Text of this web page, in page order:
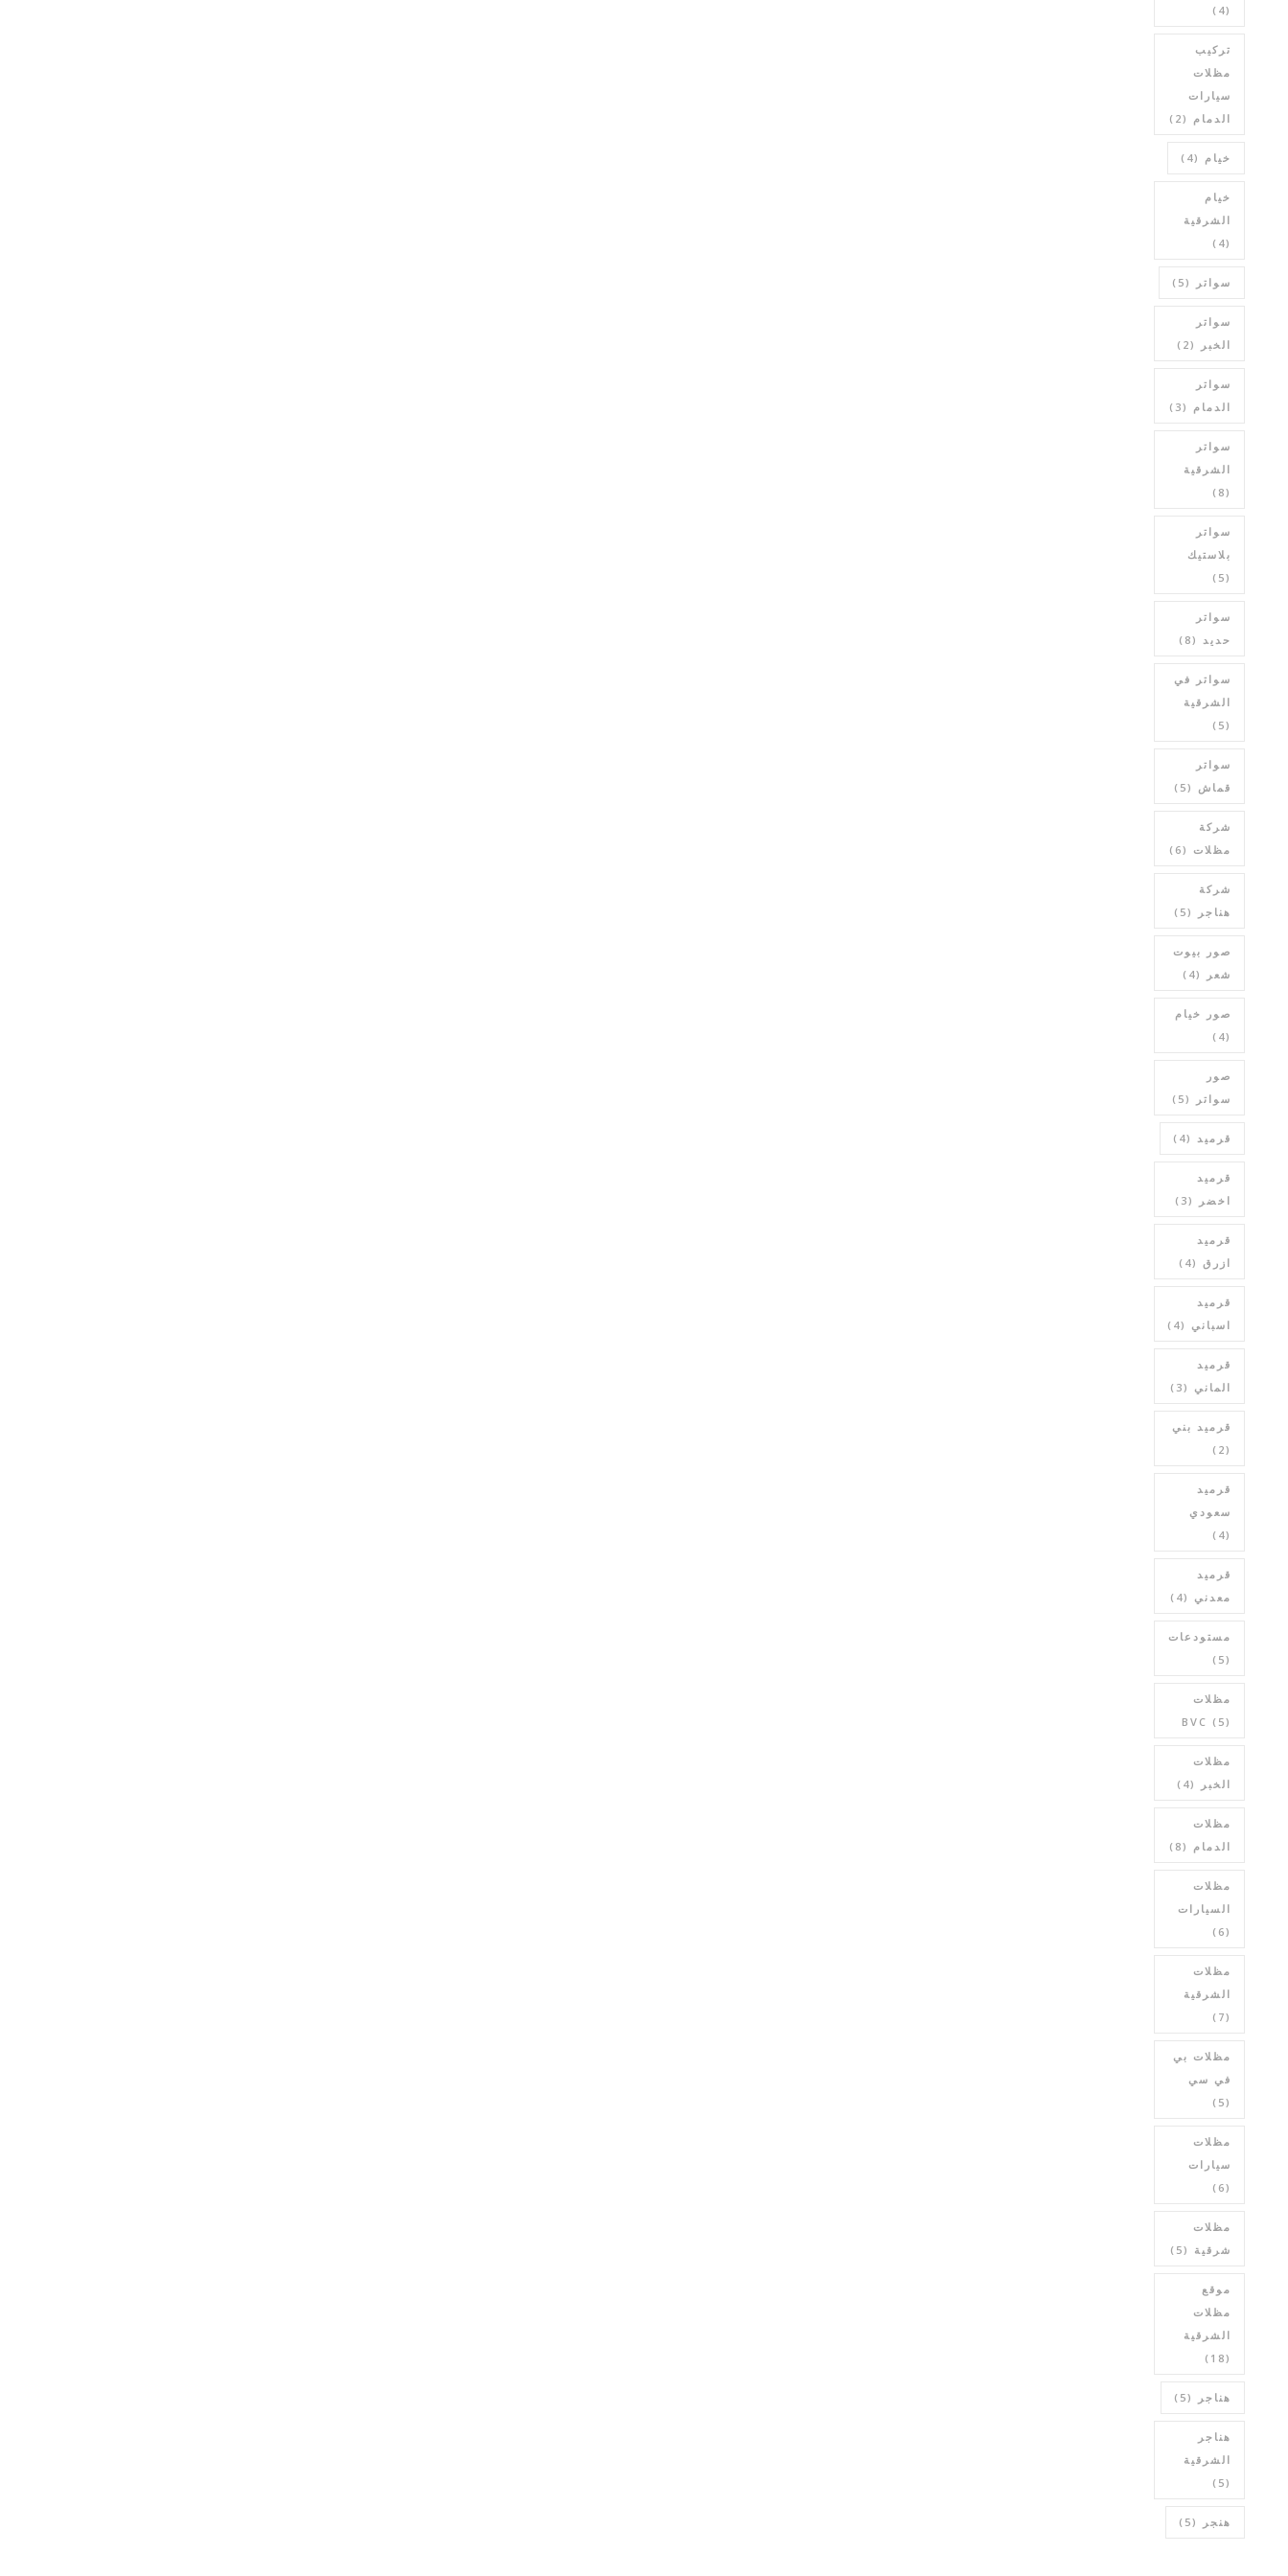
(4)
تركيب
مظلات
سيارات
الدمام (2)
خيام (4)
خيام
الشرقية
(4)
سواتر (5)
سواتر
الخبر
(2)
سواتر
الدمام (3)
سواتر
الشرقية
(8)
سواتر
بلاستيك
(5)
سواتر
حديد (8)
سواتر في
الشرقية
(5)
سواتر
قماش (5)
شركة
مظلات (6)
شركة
هناجر
(5)
صور بيوت
شعر
(4)
صور خيام
(4)
صور
سواتر
(5)
قرميد (4)
قرميد
اخضر
(3)
قرميد
ازرق (4)
قرميد
اسباني (4)
قرميد
الماني (3)
قرميد بني
(2)
قرميد
سعودي
(4)
قرميد
معدني (4)
مستودعات
(5)
مظلات
BVC (5)
مظلات
الخبر
(4)
مظلات
الدمام (8)
مظلات
السيارات
(6)
مظلات
الشرقية
(7)
مظلات بي
في سي
(5)
مظلات
سيارات
(6)
مظلات
شرقية (5)
موقع
مظلات
الشرقية
(18)
هناجر (5)
هناجر
الشرقية
(5)
هنجر (5)